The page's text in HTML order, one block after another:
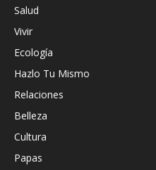
Salud
Vivir
Ecología
Hazlo Tu Mismo
Relaciones
Belleza
Cultura
Papas